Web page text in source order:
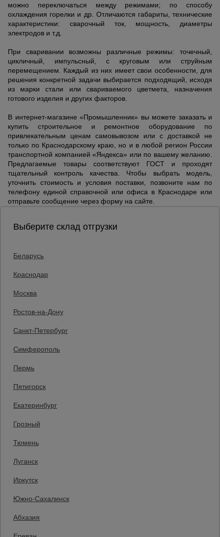
можно переключаться между режимами; по способу
охлаждения горелки и др. Отличаются габариты, технические
характеристики: сварочный ток, мощность, диаметры
электродов и т.д.
При сваривании возможны различные режимы: точечный,
цикличный, импульсный, с круговым или струйным
перемещением. Каждый из них имеет свои особенности, для
решения конкретной задачи выбирается подходящий, исходя
из марки стали или свариваемого цветмета, назначения
готового изделия и других факторов.
В интернет-магазине «Промышленник» вы можете заказать и
купить строительное и ремонтное оборудование по
привлекательным ценам самовывозом или с доставкой не
только по Краснодарскому краю, но и в любой регион России
транспортной компанией «Яндекса» или по вашему желанию.
Предлагаемые товары соответствуют ГОСТ и проходят
тщательный контроль качества. Чтобы выбрать модель,
уточнить стоимость и условия поставки, позвоните нам по
телефону единой справочной или офиса в Краснодаре или
отправьте сообщение через форму на сайте.
Выберите склад отгрузки
Беларусь
Краснодар
Москва
Ростов-на-Дону
Санкт-Петербург
Симферополь
Пермь
Пятигорск
Екатеринбург
Грозный
Тюмень
Луганск
Иркутск
Южно-Сахалинск
Абхазия
О компании
Франшиза
Контакты
Защитные конструкции
Заказать звонок
бесплатно по России
+994 55 388 22 82
Заказать звонок
Пн.-Пт. 9:00 - 18:00 Сб. 10:00-14:00 Вс. выходной
Принимаем к оплате
Все права защищены и охраняются законом. © 2008-2026 ООО
«Промышленник» Продажа строительных конструкций и другого